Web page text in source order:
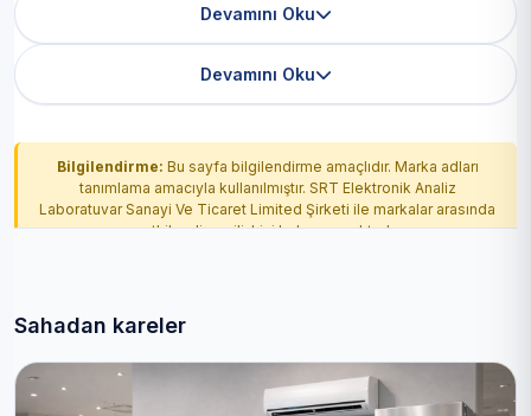
Devamını Oku
Devamını Oku
Bilgilendirme: Bu sayfa bilgilendirme amaçlıdır. Marka adları
tanımlama amacıyla kullanılmıştır. SRT Elektronik Analiz
Laboratuvar Sanayi Ve Ticaret Limited Şirketi ile markalar arasında
yetkilendirme ilişkisi bulunmamaktadır.
Sahadan kareler